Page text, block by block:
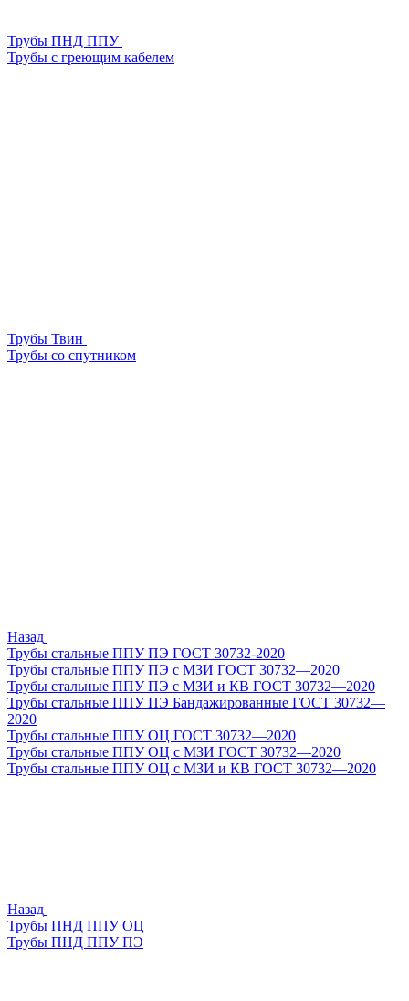
Трубы ПНД ППУ
Трубы с греющим кабелем
Трубы Твин
Трубы со спутником
Назад
Трубы стальные ППУ ПЭ ГОСТ 30732-2020
Трубы стальные ППУ ПЭ с МЗИ ГОСТ 30732—2020
Трубы стальные ППУ ПЭ с МЗИ и КВ ГОСТ 30732—2020
Трубы стальные ППУ ПЭ Бандажированные ГОСТ 30732—
2020
Трубы стальные ППУ ОЦ ГОСТ 30732—2020
Трубы стальные ППУ ОЦ с МЗИ ГОСТ 30732—2020
Трубы стальные ППУ ОЦ с МЗИ и КВ ГОСТ 30732—2020
Назад
Трубы ПНД ППУ ОЦ
Трубы ПНД ППУ ПЭ